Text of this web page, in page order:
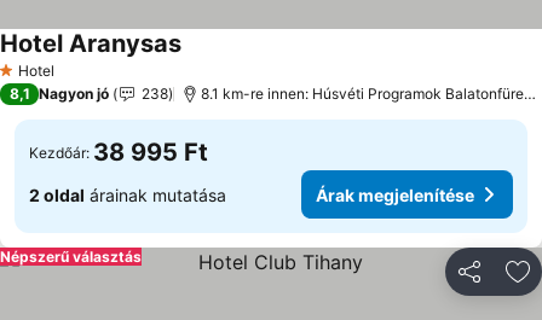
1 Kategória
Hotel
Hotel AranysasÁrak megjelenítése
8,1 Nagyon jó 238 8.1 km-re innen: Húsvéti Programok
Kezdőár: 38 995 Ft
2 oldal árainak mutatása Árak megjelenítése
Népszerű választás